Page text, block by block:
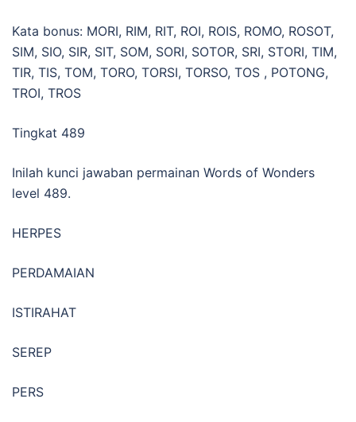
Kata bonus: MORI, RIM, RIT, ROI, ROIS, ROMO, ROSOT,
SIM, SIO, SIR, SIT, SOM, SORI, SOTOR, SRI, STORI, TIM,
TIR, TIS, TOM, TORO, TORSI, TORSO, TOS , POTONG,
TROI, TROS
Tingkat 489
Inilah kunci jawaban permainan Words of Wonders
level 489.
HERPES
PERDAMAIAN
ISTIRAHAT
SEREP
PERS